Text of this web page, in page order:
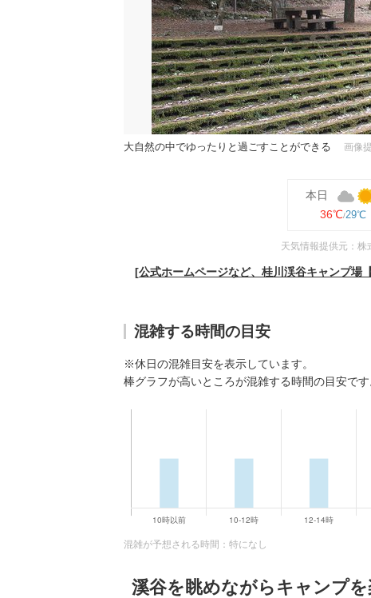
大自然の中でゆったりと過ごすことができる 画像
本日
36℃ 29℃
天気情報提供元：株
[公式ホームページなど、桂川渓谷キャンプ場
混雑する時間の目安
※休日の混雑目安を表示しています。
棒グラフが高いところが混雑する時間の目安です
混雑が予想される時間：特になし
溪谷を眺めながらキャンプ